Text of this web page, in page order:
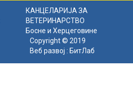
КАНЦЕЛАРИЈА ЗА
ВЕТЕРИНАРСТВО
Босне и Херцеговине
Copyright © 2019
Веб развој : БитЛаб